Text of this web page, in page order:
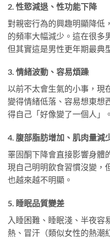
2. 性慾減退、性功能下降
對親密行為的興趣明顯降低
的頻率大幅減少。這在很多
但其實這是男性更年期最典
3. 情緒波動、容易煩躁
以前不太會生氣的小事，現
變得情緒低落、容易想東想
得自己「好像變了一個人」。
4. 腹部脂肪增加、肌肉量減
睪固酮下降會直接影響身體
現自己明明飲食習慣沒變，
也越來越不明顯。
5. 睡眠品質變差
入睡困難、睡眠淺、半夜容
熱、冒汗（類似女性的熱潮